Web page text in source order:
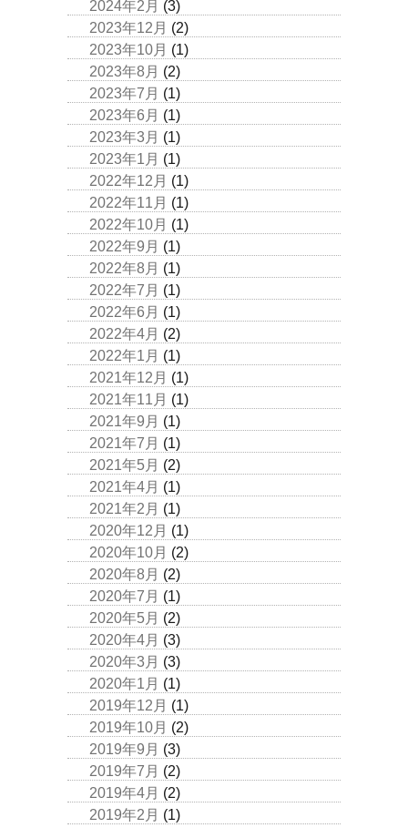
2024年2月 (3)
2023年12月 (2)
2023年10月 (1)
2023年8月 (2)
2023年7月 (1)
2023年6月 (1)
2023年3月 (1)
2023年1月 (1)
2022年12月 (1)
2022年11月 (1)
2022年10月 (1)
2022年9月 (1)
2022年8月 (1)
2022年7月 (1)
2022年6月 (1)
2022年4月 (2)
2022年1月 (1)
2021年12月 (1)
2021年11月 (1)
2021年9月 (1)
2021年7月 (1)
2021年5月 (2)
2021年4月 (1)
2021年2月 (1)
2020年12月 (1)
2020年10月 (2)
2020年8月 (2)
2020年7月 (1)
2020年5月 (2)
2020年4月 (3)
2020年3月 (3)
2020年1月 (1)
2019年12月 (1)
2019年10月 (2)
2019年9月 (3)
2019年7月 (2)
2019年4月 (2)
2019年2月 (1)